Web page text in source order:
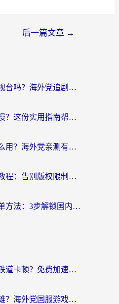
后一篇文章 →
国外可以看中国电视台吗？海外党追剧看片的终极解决方案来了
海外访问国内网站慢？这份实用指南帮你无缝解锁国内资源（附加速器选择技巧）
咪咕音乐在国外怎么用？海外党亲测有效的回国加速器指南
在海外如何听音乐教程：告别版权限制，轻松听遍国内歌单
海外看爱奇艺最简单方法：3步解锁国内影音，留学生追剧不再卡
海外玩崩坏：星穹铁道卡顿？免费加速器推荐+3款热门国服游戏流畅攻略
香港怎么玩塔塔英雄？海外党国服游戏加速避坑指南（附3个热门游戏实测）